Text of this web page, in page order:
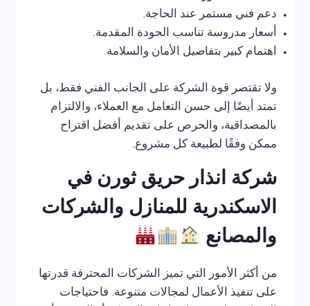
دعم فني مستمر عند الحاجة.
أسعار مدروسة تناسب الجودة المقدمة.
اهتمام كبير بتفاصيل الأمان والسلامة.
ولا تقتصر قوة الشركة على الجانب الفني فقط، بل
تمتد أيضًا إلى حسن التعامل مع العملاء، والالتزام
بالمصداقية، والحرص على تقديم أفضل اقتراح
ممكن وفقًا لطبيعة كل مشروع.
شركة انذار حريق ثورن في
الاسكندرية للمنازل والشركات
والمصانع
من أكثر الأمور التي تميز الشركات المحترفة قدرتها
على تنفيذ الأعمال لمجالات متنوعة. فاحتياجات